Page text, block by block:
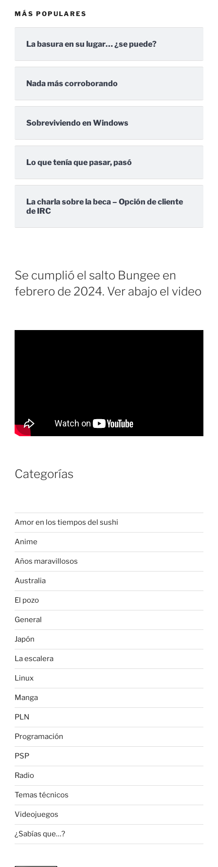
MÁS POPULARES
La basura en su lugar… ¿se puede?
Nada más corroborando
Sobreviviendo en Windows
Lo que tenía que pasar, pasó
La charla sobre la beca – Opción de cliente
de IRC
Se cumplió el salto Bungee en
febrero de 2024. Ver abajo el video
Categorías
Amor en los tiempos del sushi
Anime
Años maravillosos
Australia
El pozo
General
Japón
La escalera
Linux
Manga
PLN
Programación
PSP
Radio
Temas técnicos
Videojuegos
¿Sabías que…?